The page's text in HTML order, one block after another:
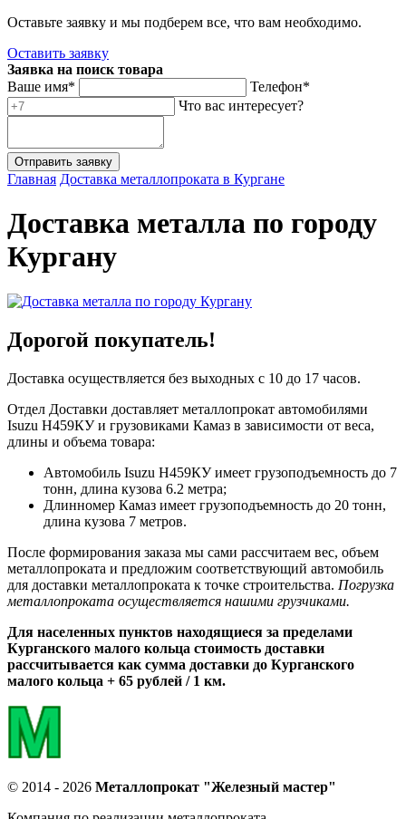
Оставьте заявку и мы подберем все, что вам необходимо.
Оставить заявку
Заявка на поиск товара
Ваше имя*
Телефон*
Что вас интересует?
Главная Доставка металлопроката в Кургане
Доставка металла по городу
Кургану
Дорогой покупатель!
Доставка осуществляется без выходных с 10 до 17 часов.
Отдел Доставки доставляет металлопрокат автомобилями
Isuzu Н459КУ и грузовиками Камаз в зависимости от веса,
длины и объема товара:
Автомобиль Isuzu Н459КУ имеет грузоподъемность до 7
тонн, длина кузова 6.2 метра;
Длинномер Камаз имеет грузоподъемность до 20 тонн,
длина кузова 7 метров.
После формирования заказа мы сами рассчитаем вес, объем
металлопроката и предложим соответствующий автомобиль
для доставки металлопроката к точке строительства. Погрузка
металлопроката осуществляется нашими грузчиками.
Для населенных пунктов находящиеся за пределами
Курганского малого кольца стоимость доставки
рассчитывается как сумма доставки до Курганского
малого кольца + 65 рублей / 1 км.
© 2014 - 2026 Металлопрокат "Железный мастер"